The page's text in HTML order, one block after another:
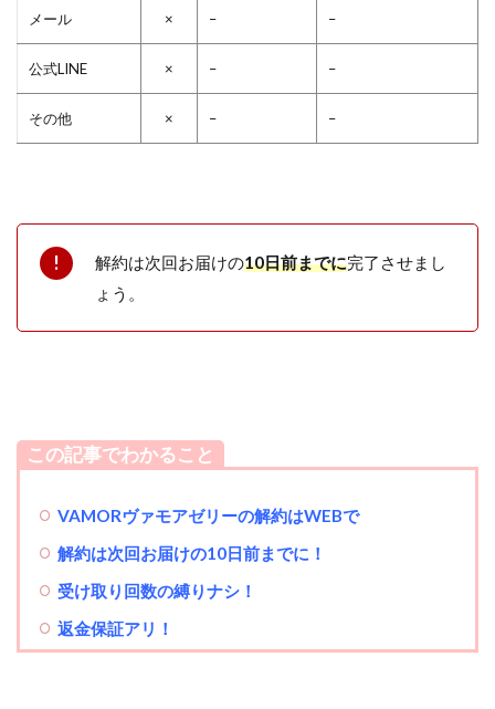
メール × – –
公式LINE × – –
その他 × – –
解約は次回お届けの10日前までに完了させまし
ょう。
この記事でわかること
VAMORヴァモアゼリーの解約はWEBで
解約は次回お届けの10日前までに！
受け取り回数の縛りナシ！
返金保証アリ！